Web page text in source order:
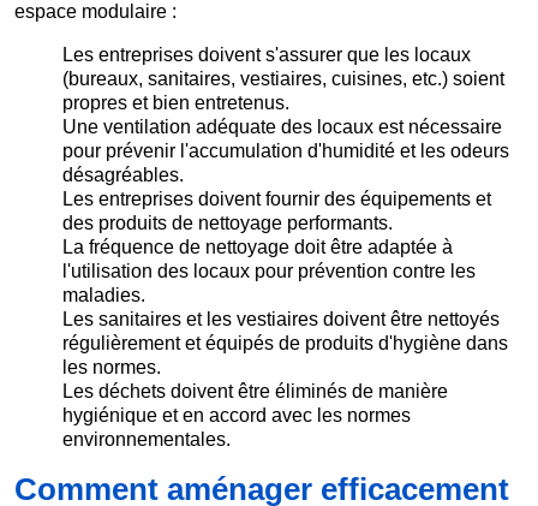
espace modulaire :
Les entreprises doivent s'assurer que les locaux
(bureaux, sanitaires, vestiaires, cuisines, etc.) soient
propres et bien entretenus.
Une ventilation adéquate des locaux est nécessaire
pour prévenir l'accumulation d'humidité et les odeurs
désagréables.
Les entreprises doivent fournir des équipements et
des produits de nettoyage performants.
La fréquence de nettoyage doit être adaptée à
l'utilisation des locaux pour prévention contre les
maladies.
Les sanitaires et les vestiaires doivent être nettoyés
régulièrement et équipés de produits d'hygiène dans
les normes.
Les déchets doivent être éliminés de manière
hygiénique et en accord avec les normes
environnementales.
Comment aménager efficacement